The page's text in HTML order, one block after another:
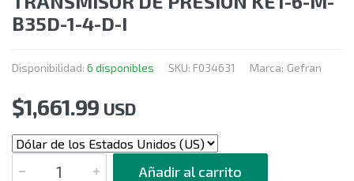
B35D-1-4-D-I
Disponibilidad: 6 disponibles SKU: F034631 Marca: Gefran
$1,661.99 USD
CANTIDAD
Añadir al carrito